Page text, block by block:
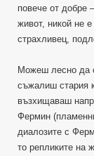
повече от добре
живот, никой не
страхливец,
Можеш лесно да
съжалиш стария
възхищаваш
Фермин
диалозите с
то репликите на